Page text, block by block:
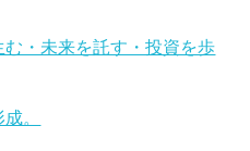
・未来を託す・投資を歩
。